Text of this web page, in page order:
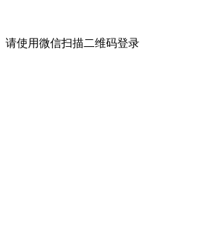
请使用微信扫描二维码登录